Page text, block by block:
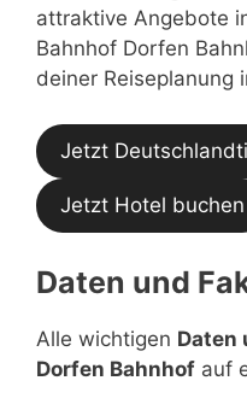
attraktive Angebote
Bahnhof Dorfen
deiner Reiseplanung
Jetzt
Jetzt Hotel buchen
Daten und
Alle wichtigen Daten
Dorfen Bahnhof auf